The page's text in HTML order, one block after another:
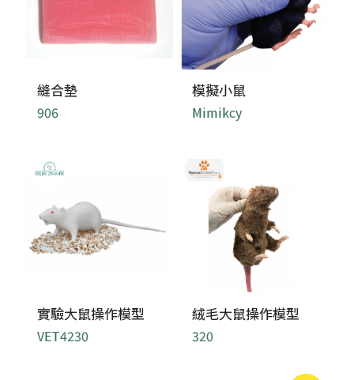
縫合墊
906
模擬小鼠
Mimikcy
實驗大鼠操作模型
VET4230
絨毛大鼠操作模型
320